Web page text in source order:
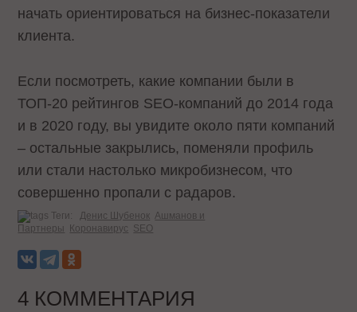
начать ориентироваться на бизнес-показатели
клиента.
Если посмотреть, какие компании были в
ТОП-20 рейтингов SEO-компаний до 2014 года
и в 2020 году, вы увидите около пяти компаний
– остальные закрылись, поменяли профиль
или стали настолько микробизнесом, что
совершенно пропали с радаров.
Теги: Денис Шубенок Ашманов и
Партнеры
Коронавирус SEO
4 КОММЕНТАРИЯ